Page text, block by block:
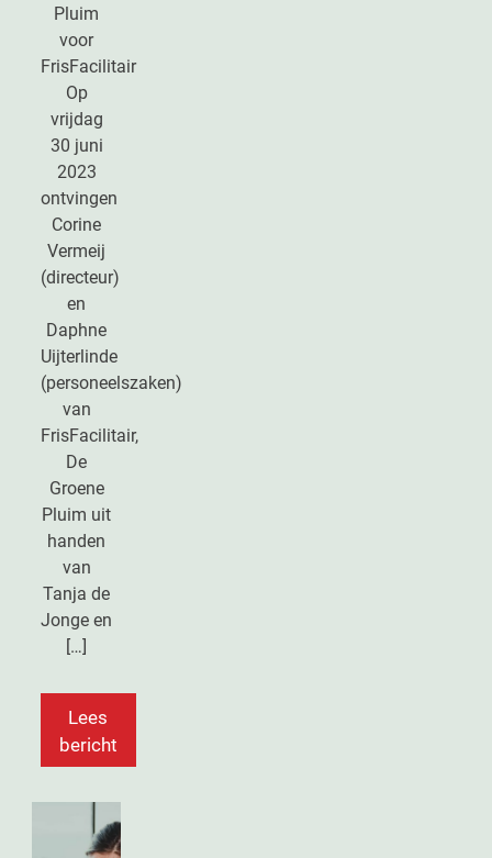
Pluim
voor
FrisFacilitair
Op
vrijdag
30 juni
2023
ontvingen
Corine
Vermeij
(directeur)
en
Daphne
Uijterlinde
(personeelszaken)
van
FrisFacilitair,
De
Groene
Pluim uit
handen
van
Tanja de
Jonge en
[…]
Lees
bericht